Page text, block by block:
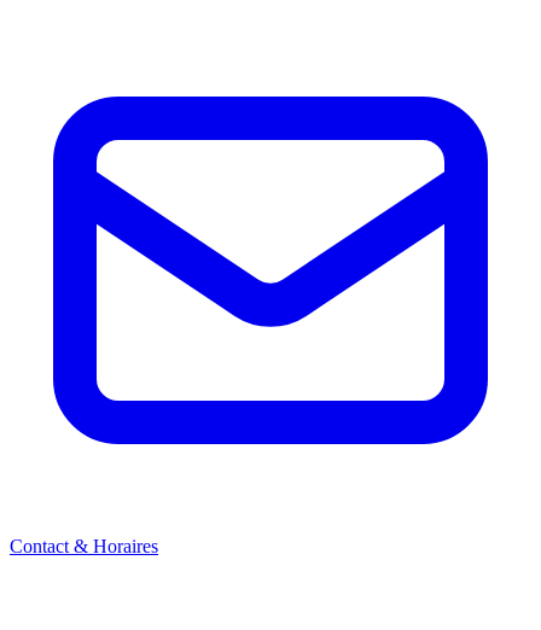
Contact & Horaires